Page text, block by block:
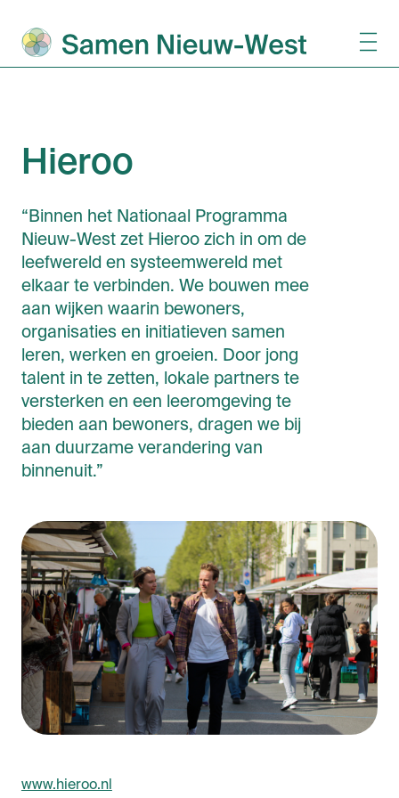
Hieroo
“Binnen het Nationaal Programma
Nieuw-West zet Hieroo zich in om de
leefwereld en systeemwereld met
elkaar te verbinden. We bouwen mee
aan wijken waarin bewoners,
organisaties en initiatieven samen
leren, werken en groeien. Door jong
talent in te zetten, lokale partners te
versterken en een leeromgeving te
bieden aan bewoners, dragen we bij
aan duurzame verandering van
binnenuit.”
www.hieroo.nl